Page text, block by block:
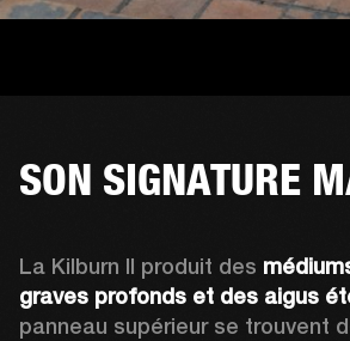
SON SIGNATURE
La Kilburn II produit des
graves profonds et des aigus
panneau supérieur se trouvent